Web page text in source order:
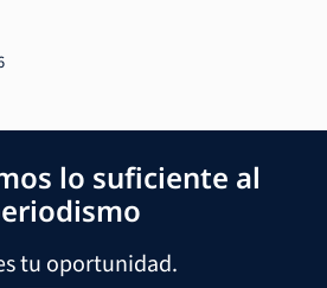
lo suficiente al
tu oportunidad.